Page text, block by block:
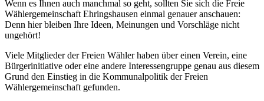
Wenn es Ihnen auch manchmal so geht, sollten Sie sich die Freie
Wählergemeinschaft Ehringshausen einmal genauer anschauen:
Denn hier bleiben Ihre Ideen, Meinungen und Vorschläge nicht
ungehört!
Viele Mitglieder der Freien Wähler haben über einen Verein, eine
Bürgerinitiative oder eine andere Interessengruppe genau aus diesem
Grund den Einstieg in die Kommunalpolitik der Freien
Wählergemeinschaft gefunden.